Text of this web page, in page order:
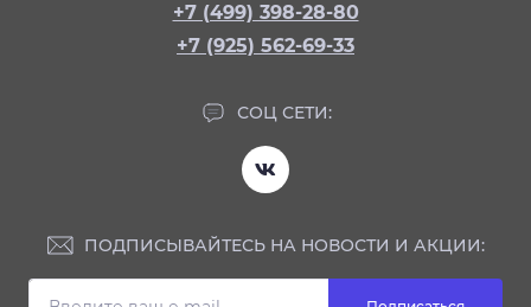
+7 (499) 398-28-80
+7 (925) 562-69-33
СОЦ СЕТИ:
ПОДПИСЫВАЙТЕСЬ НА НОВОСТИ И АКЦИИ: